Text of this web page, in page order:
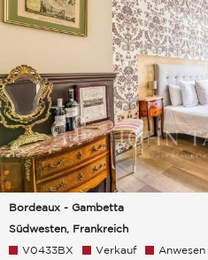
Bordeaux - Gambetta
Südwesten, Frankreich
V0433BX Verkauf Anwesen